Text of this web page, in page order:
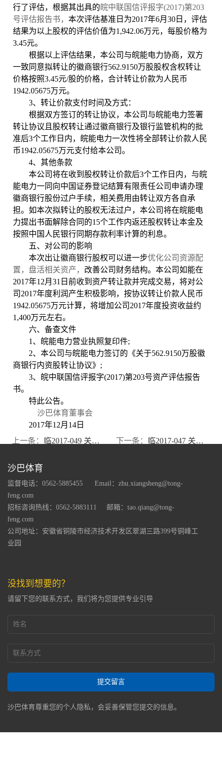
行了评估，根据其出具的皖中联国信评报字(2017)第203
号评估报告书，本次评估基准日为2017年6月30日，评估
结果为以上股权的评估价值为1,942.06万元，每股价格为
3.45元。
根据以上评估结果，本公司与皖能电力协商，双方
一致同意拟转让的徽商银行562.9150万股股权含权转让
价格按照3.45元/股的价格，合计转让价款为人民币
1942.05675万元。
3、转让价款支付时间及方式：
根据双方签订的转让协议，本公司与皖能电力签署
转让协议且股权转让通过徽商银行及银行监管机构的批
准后3个工作日内，皖能电力一次性将全部转让价款人民
币1942.05675万元支付给本公司。
4、其他条款
本公司将在收到股权转让价款后3个工作日内，与皖
能电力一同向中国证券登记结算有限责任公司申请办理
徽商银行股份过户手续，相关费用由转让双方各自承
担。如本次拟转让的股权无法过户，本公司将在皖能电
力提出书面解除合同的15个工作内返还股权转让本金及
按照中国人民银行同期存款利率计算的利息。
五、对公司的影响
本次出让徽商银行股权可以进一步优化公司资源配
置，盘活相关资产， 改善公司财务结构。本公司如能在
2017年12月31日前收到资产转让款并完成交易，将对公
司2017年度利润产生积极影响，按协议转让价款人民币
1942.05675万元计算，将增加公司2017年度投资收益约
1,400万元左右。
六、备查文件
1 、皖能电力营业执照复印件;
2、本公司与皖能电力签订的《关于562.9150万股徽
商银行内资股转让协议》 ;
3、皖中联国信评报字(2017)第203号资产评估报告
书。
特此公告。
沙巴体育董事会
2017年12月 14 日
上一条：
临2017-049 关于收到政府补贴的公告 下一条： 临2017-047 关于控股股东部分股份质押的公告
沙巴体育
监督电话：0562-5885455
Email：zhu.xiangsheng@tong-
feng.com
招标咨询热线：0562-5883111
邮箱：tao.qiang@tong-
feng.com
公司地址：安徽省铜陵市经济技术开发区翠湖三路399号铜峰工
业园
没找到想要的？
请留下您的联系方式，我们将为您提供专业引导
提交留言
沙巴体育尊重您的个人隐私，会妥善保管您提交的信息。